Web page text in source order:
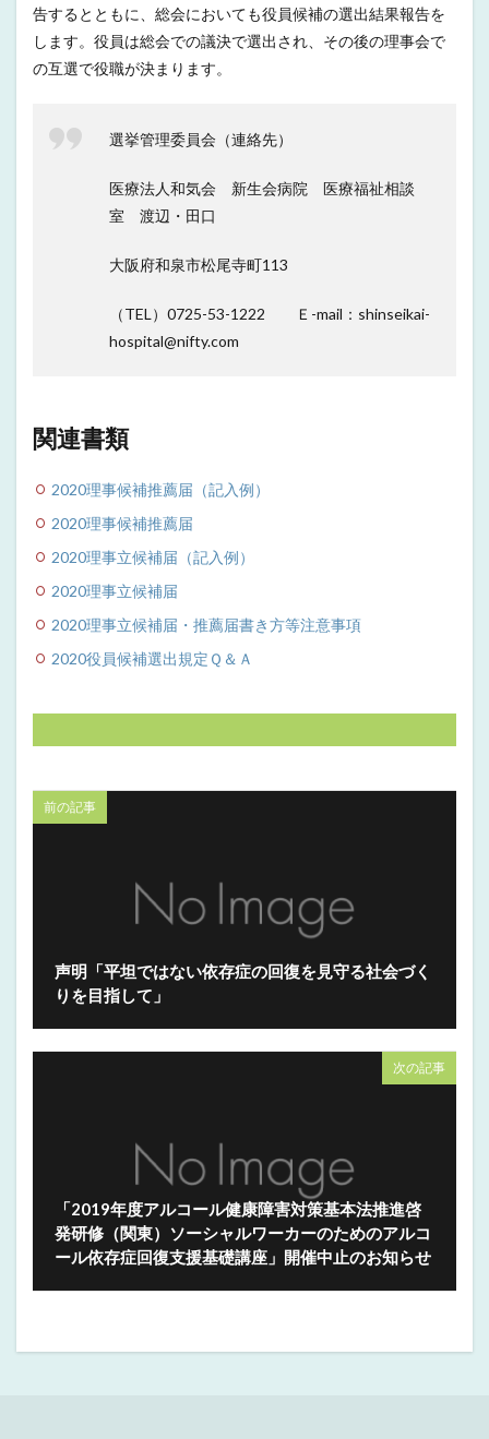
告するとともに、総会においても役員候補の選出結果報告を
します。役員は総会での議決で選出され、その後の理事会で
の互選で役職が決まります。
選挙管理委員会（連絡先）
医療法人和気会 新生会病院 医療福祉相談
室 渡辺・田口
大阪府和泉市松尾寺町113
（TEL）0725-53-1222 Ｅ-mail：shinseikai-
hospital@nifty.com
関連書類
2020理事候補推薦届（記入例）
2020理事候補推薦届
2020理事立候補届（記入例）
2020理事立候補届
2020理事立候補届・推薦届書き方等注意事項
2020役員候補選出規定Ｑ＆Ａ
前の記事
声明「平坦ではない依存症の回復を見守る社会づく
りを目指して」
次の記事
「2019年度アルコール健康障害対策基本法推進啓
発研修（関東）ソーシャルワーカーのためのアルコ
ール依存症回復支援基礎講座」開催中止のお知らせ